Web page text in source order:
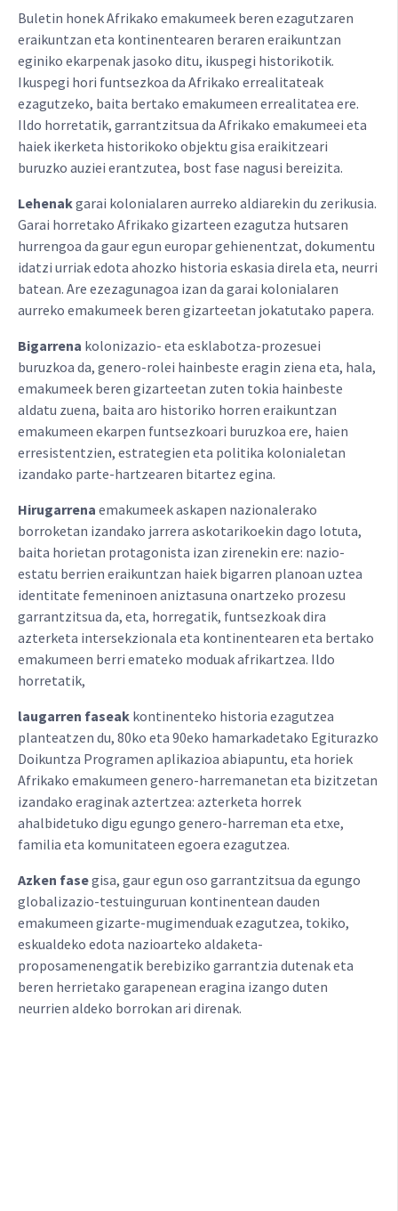
Buletin honek Afrikako emakumeek beren ezagutzaren
eraikuntzan eta kontinentearen beraren eraikuntzan
eginiko ekarpenak jasoko ditu, ikuspegi historikotik.
Ikuspegi hori funtsezkoa da Afrikako errealitateak
ezagutzeko, baita bertako emakumeen errealitatea ere.
Ildo horretatik, garrantzitsua da Afrikako emakumeei eta
haiek ikerketa historikoko objektu gisa eraikitzeari
buruzko auziei erantzutea, bost fase nagusi bereizita.
Lehenakgarai kolonialaren aurreko aldiarekin du zerikusia.
Garai horretako Afrikako gizarteen ezagutza hutsaren
hurrengoa da gaur egun europar gehienentzat, dokumentu
idatzi urriak edota ahozko historia eskasia direla eta, neurri
batean. Are ezezagunagoa izan da garai kolonialaren
aurreko emakumeek beren gizarteetan jokatutako papera.
Bigarrena kolonizazio- eta esklabotza-prozesuei
buruzkoa da, genero-rolei hainbeste eragin ziena eta, hala,
emakumeek beren gizarteetan zuten tokia hainbeste
aldatu zuena, baita aro historiko horren eraikuntzan
emakumeen ekarpen funtsezkoari buruzkoa ere, haien
erresistentzien, estrategien eta politika kolonialetan
izandako parte-hartzearen bitartez egina.
Hirugarrena emakumeek askapen nazionalerako
borroketan izandako jarrera askotarikoekin dago lotuta,
baita horietan protagonista izan zirenekin ere: nazio-
estatu berrien eraikuntzan haiek bigarren planoan uztea
identitate femeninoen aniztasuna onartzeko prozesu
garrantzitsua da, eta, horregatik, funtsezkoak dira
azterketa intersekzionala eta kontinentearen eta bertako
emakumeen berri emateko moduak afrikartzea. Ildo
horretatik,
laugarren faseak kontinenteko historia ezagutzea
planteatzen du, 80ko eta 90eko hamarkadetako Egiturazko
Doikuntza Programen aplikazioa abiapuntu, eta horiek
Afrikako emakumeen genero-harremanetan eta bizitzetan
izandako eraginak aztertzea: azterketa horrek
ahalbidetuko digu egungo genero-harreman eta etxe,
familia eta komunitateen egoera ezagutzea.
Azken fasegisa, gaur egun oso garrantzitsua da egungo
globalizazio-testuinguruan kontinentean dauden
emakumeen gizarte-mugimenduak ezagutzea, tokiko,
eskualdeko edota nazioarteko aldaketa-
proposamenengatik berebiziko garrantzia dutenak eta
beren herrietako garapenean eragina izango duten
neurrien aldeko borrokan ari direnak.